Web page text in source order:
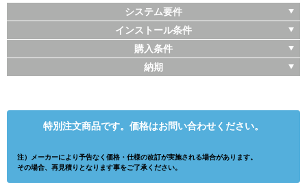
システム要件
インストール条件
購入条件
納期
特別注文商品です。価格はお問い合わせください。
注）メーカーにより予告なく価格・仕様の改訂が実施される場合があります。
その場合、再見積りとなります事をご了承ください。